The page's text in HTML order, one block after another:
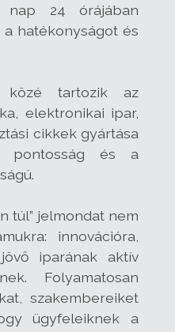
nap 24 órájában
hatékonyságot és
közé tartozik az
elektronikai ipar,
cikkek gyártása
pontosság és a
túl” jelmondat nem
innovációra,
iparának aktív
Folyamatosan
szakembereiket
ügyfeleiknek a